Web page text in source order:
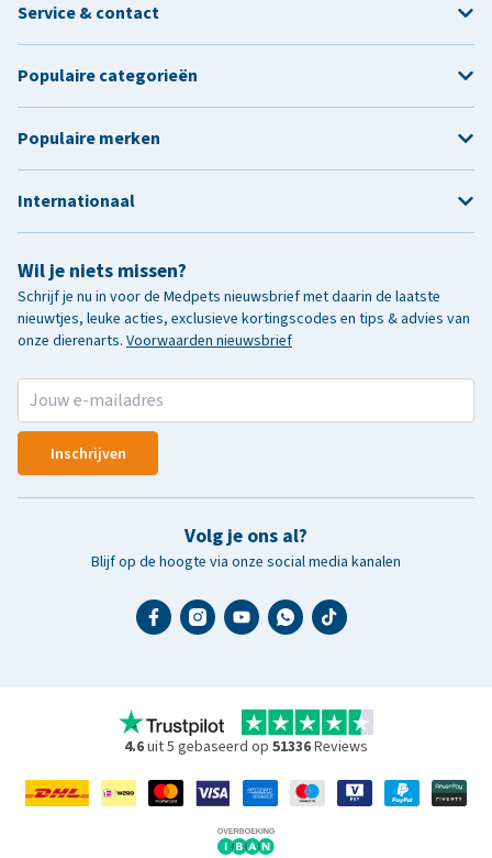
Wil je niets missen?
Schrijf je nu in voor de Medpets nieuwsbrief met daarin de laatste
nieuwtjes, leuke acties, exclusieve kortingscodes en tips & advies van
onze dierenarts. Voorwaarden nieuwsbrief
Inschrijven
Volg je ons al?
Blijf op de hoogte via onze social media kanalen
Service & contact
Populaire categorieën
Populaire merken
Internationaal
4.6uit 5 gebaseerd op 51336Reviews